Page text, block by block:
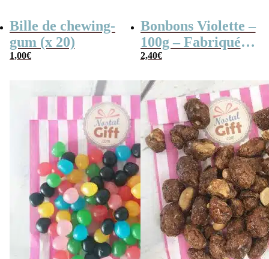
Bille de chewing-
gum (x 20)
1,00€
Bonbons Violette –
100g – Fabriqués
en France
2,40€